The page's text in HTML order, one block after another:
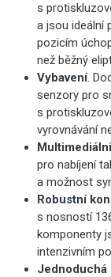
s
a jsou ideální
pozicím
než běžný
Vybavení.
senzory pro
s
vyrovnávání
pro nabíjení
a možnost
Robustní
s nosností
komponenty
intenzivním
Jednoduchá